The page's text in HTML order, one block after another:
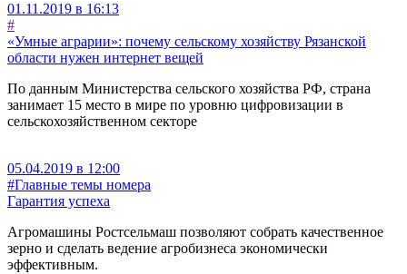
01.11.2019 в 16:13
#
«Умные аграрии»: почему сельскому хозяйству Рязанской
области нужен интернет вещей
По данным Министерства сельского хозяйства РФ, страна
занимает 15 место в мире по уровню цифровизации в
сельскохозяйственном секторе
05.04.2019 в 12:00
#Главные темы номера
Гарантия успеха
Агромашины Ростсельмаш позволяют собрать качественное
зерно и сделать ведение агробизнеса экономически
эффективным.